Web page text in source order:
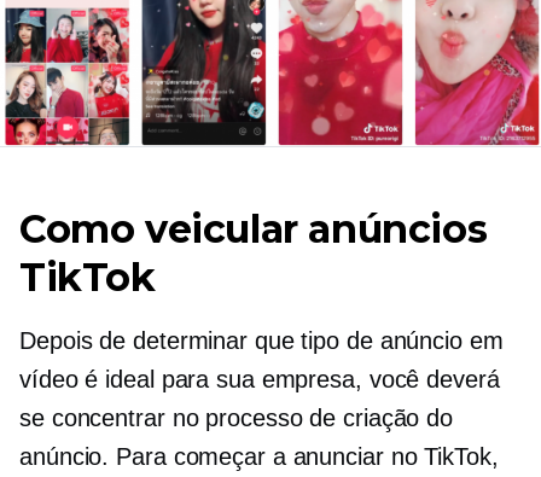
Como veicular anúncios
TikTok
Depois de determinar que tipo de anúncio em
vídeo é ideal para sua empresa, você deverá
se concentrar no processo de criação do
anúncio. Para começar a anunciar no TikTok,